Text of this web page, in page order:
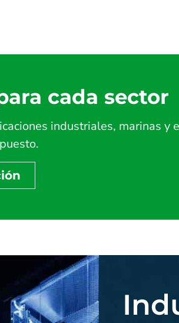
cada sector
industriales, marinas y